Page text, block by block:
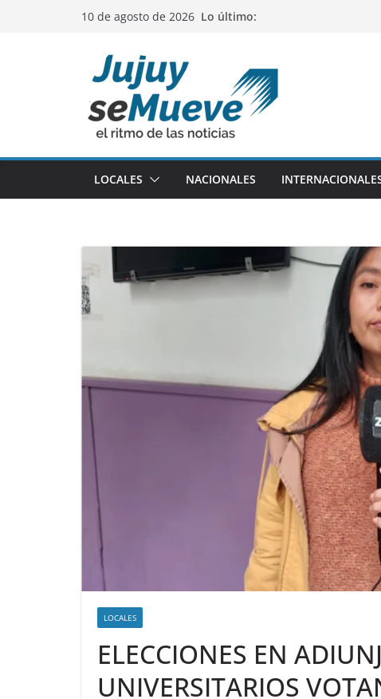
10 de agosto de 2026 Lo último:
LOCALES NACIONALES
LOCALES
ELECCIONES EN
UNIVERSITARIOS